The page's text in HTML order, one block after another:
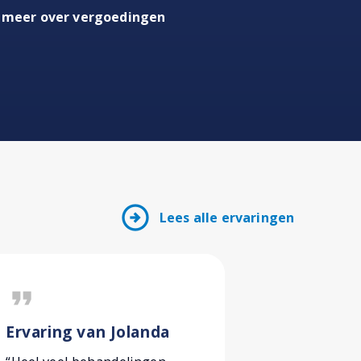
meer over vergoedingen
arrow_circle_right Lees alle ervaringen
format_quote
Ervaring van Jolanda